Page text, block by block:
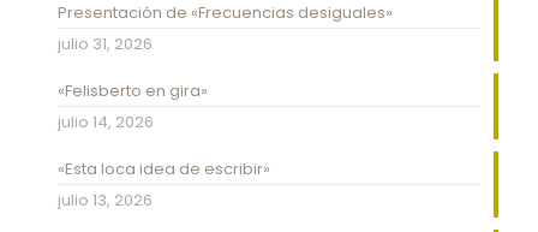
Presentación de «Frecuencias desiguales»
julio 31, 2026
«Felisberto en gira»
julio 14, 2026
«Esta loca idea de escribir»
julio 13, 2026